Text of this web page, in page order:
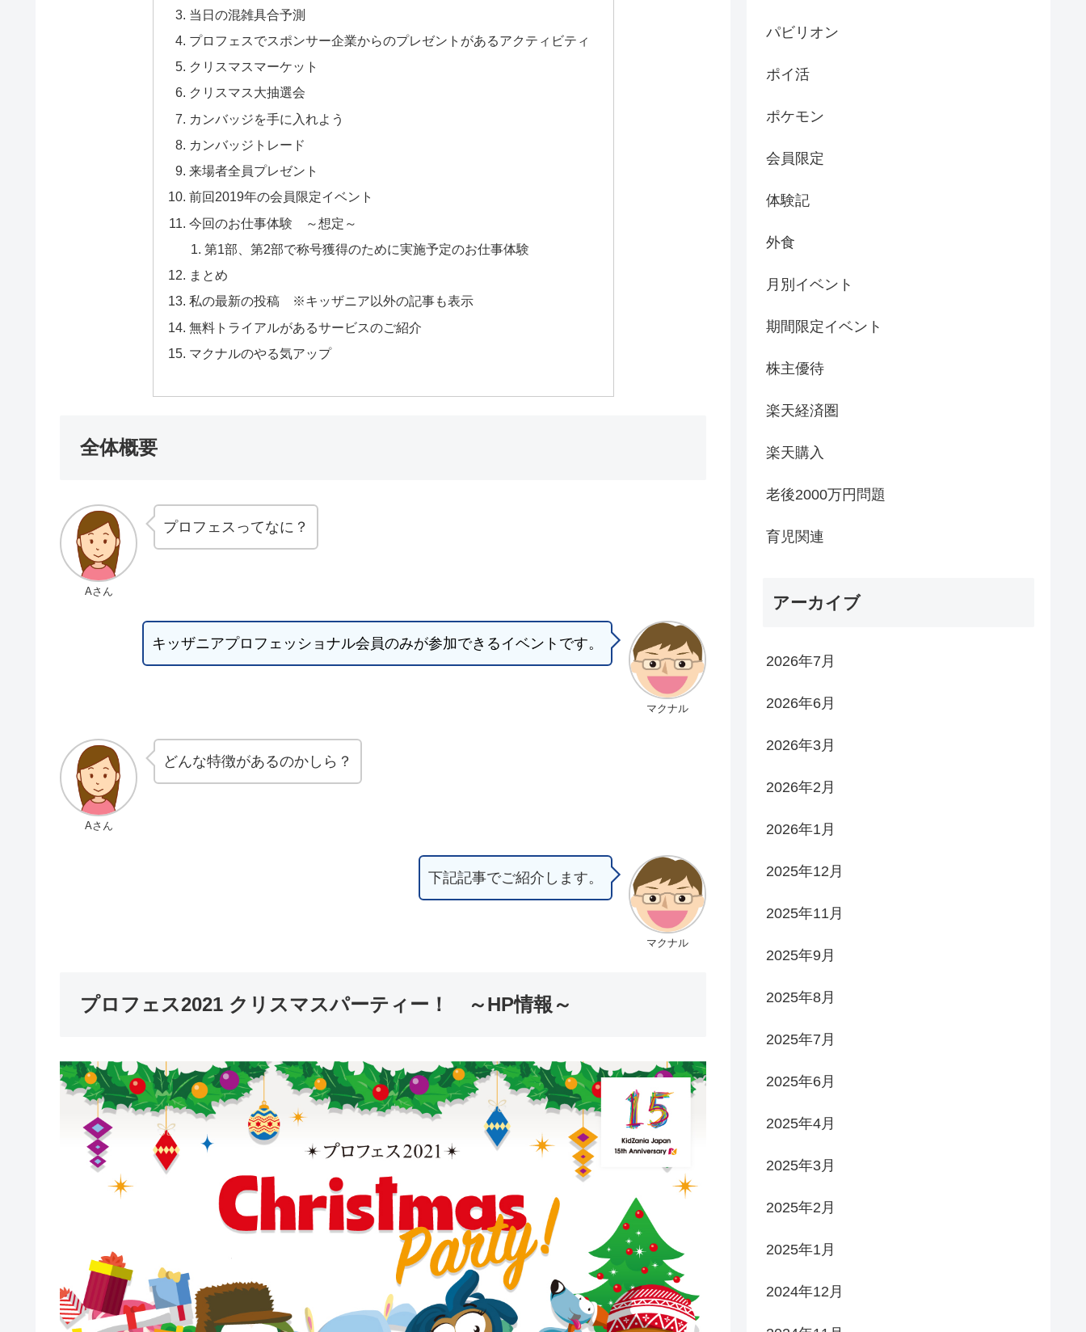
当日の混雑具合予測
プロフェスでスポンサー企業からのプレゼントがあるアクティビティ
クリスマスマーケット
クリスマス大抽選会
カンバッジを手に入れよう
カンバッジトレード
来場者全員プレゼント
前回2019年の会員限定イベント
今回のお仕事体験 ～想定～
第1部、第2部で称号獲得のために実施予定のお仕事体験
まとめ
私の最新の投稿 ※キッザニア以外の記事も表示
無料トライアルがあるサービスのご紹介
マクナルのやる気アップ
全体概要
Aさん
プロフェスってなに？
マクナル
キッザニアプロフェッショナル会員のみが参加できるイベントです。
Aさん
どんな特徴があるのかしら？
マクナル
下記記事でご紹介します。
プロフェス2021 クリスマスパーティー！ ～HP情報～
パビリオン
ポイ活
ポケモン
会員限定
体験記
外食
月別イベント
期間限定イベント
株主優待
楽天経済圏
楽天購入
老後2000万円問題
育児関連
アーカイブ
2026年7月
2026年6月
2026年3月
2026年2月
2026年1月
2025年12月
2025年11月
2025年9月
2025年8月
2025年7月
2025年6月
2025年4月
2025年3月
2025年2月
2025年1月
2024年12月